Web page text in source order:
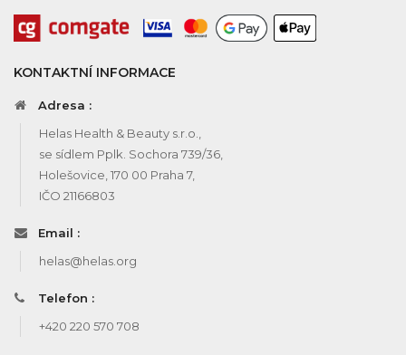
KONTAKTNÍ INFORMACE
Adresa :
Helas Health & Beauty s.r.o.,
se sídlem Pplk. Sochora 739/36,
Holešovice, 170 00 Praha 7,
IČO 21166803
Email :
helas@helas.org
Telefon :
+420 220 570 708